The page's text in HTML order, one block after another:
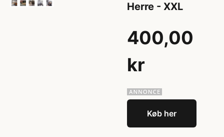
Herre - XXL
400,00
kr
Køb her